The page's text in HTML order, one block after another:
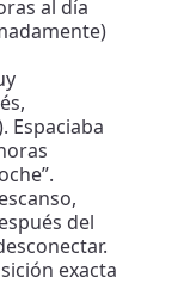
al día
Espaciaba
del
exacta